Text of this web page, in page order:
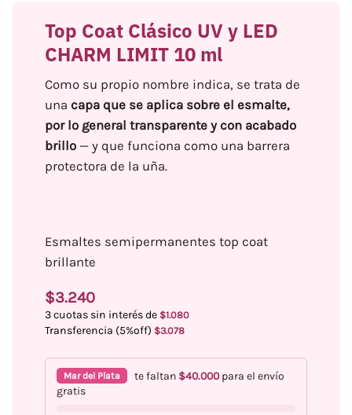
Top Coat Clásico UV y LED
CHARM LIMIT 10 ml
Como su propio nombre indica, se trata de
una capa que se aplica sobre el esmalte,
por lo general transparente y con acabado
brillo— y que funciona como una barrera
protectora de la uña.
Esmaltes semipermanentes top coat
brillante
$3.240
3 cuotas sin interés de $1.080
Transferencia (5%off) $3.078
Mar del Plata te faltan $40.000para el envío
gratis